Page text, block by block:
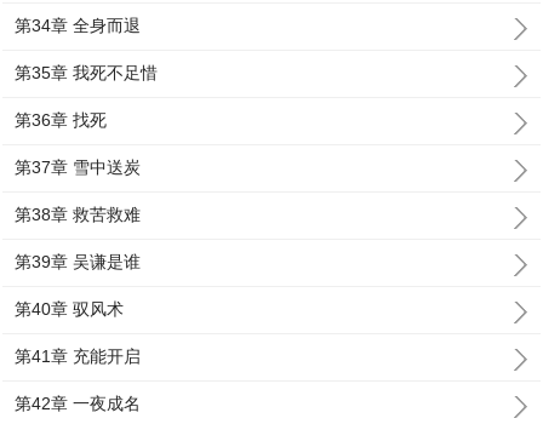
第34章 全身而退
第35章 我死不足惜
第36章 找死
第37章 雪中送炭
第38章 救苦救难
第39章 吴谦是谁
第40章 驭风术
第41章 充能开启
第42章 一夜成名